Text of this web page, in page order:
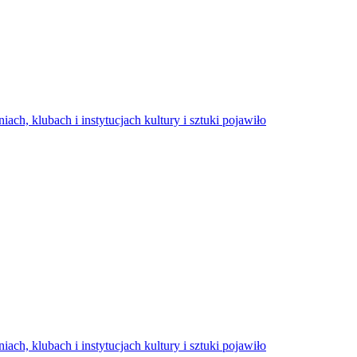
klubach i instytucjach kultury i sztuki pojawiło
klubach i instytucjach kultury i sztuki pojawiło